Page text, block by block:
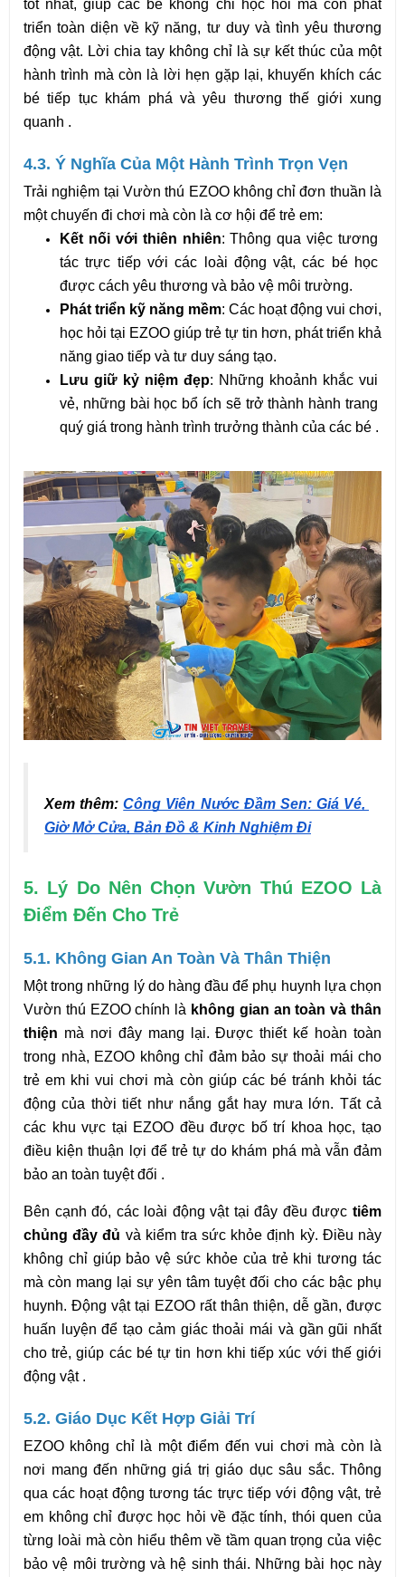
tốt nhất, giúp các bé không chỉ học hỏi mà còn phát
triển toàn diện về kỹ năng, tư duy và tình yêu thương
động vật. Lời chia tay không chỉ là sự kết thúc của một
hành trình mà còn là lời hẹn gặp lại, khuyến khích các
bé tiếp tục khám phá và yêu thương thế giới xung
quanh .
4.3. Ý Nghĩa Của Một Hành Trình Trọn Vẹn
Trải nghiệm tại Vườn thú EZOO không chỉ đơn thuần là
một chuyến đi chơi mà còn là cơ hội để trẻ em:
Kết nối với thiên nhiên: Thông qua việc tương
tác trực tiếp với các loài động vật, các bé học
được cách yêu thương và bảo vệ môi trường.
Phát triển kỹ năng mềm: Các hoạt động vui chơi,
học hỏi tại EZOO giúp trẻ tự tin hơn, phát triển khả
năng giao tiếp và tư duy sáng tạo.
Lưu giữ kỷ niệm đẹp: Những khoảnh khắc vui
vẻ, những bài học bổ ích sẽ trở thành hành trang
quý giá trong hành trình trưởng thành của các bé .
Xem thêm: Công Viên Nước Đầm Sen: Giá Vé,
Giờ Mở Cửa, Bản Đồ & Kinh Nghiệm Đi
5. Lý Do Nên Chọn Vườn Thú EZOO Là
Điểm Đến Cho Trẻ
5.1. Không Gian An Toàn Và Thân Thiện
Một trong những lý do hàng đầu để phụ huynh lựa chọn
Vườn thú EZOO chính là không gian an toàn và thân
thiện mà nơi đây mang lại. Được thiết kế hoàn toàn
trong nhà, EZOO không chỉ đảm bảo sự thoải mái cho
trẻ em khi vui chơi mà còn giúp các bé tránh khỏi tác
động của thời tiết như nắng gắt hay mưa lớn. Tất cả
các khu vực tại EZOO đều được bố trí khoa học, tạo
điều kiện thuận lợi để trẻ tự do khám phá mà vẫn đảm
bảo an toàn tuyệt đối .
Bên cạnh đó, các loài động vật tại đây đều được tiêm
chủng đầy đủ và kiểm tra sức khỏe định kỳ. Điều này
không chỉ giúp bảo vệ sức khỏe của trẻ khi tương tác
mà còn mang lại sự yên tâm tuyệt đối cho các bậc phụ
huynh. Động vật tại EZOO rất thân thiện, dễ gần, được
huấn luyện để tạo cảm giác thoải mái và gần gũi nhất
cho trẻ, giúp các bé tự tin hơn khi tiếp xúc với thế giới
động vật .
5.2. Giáo Dục Kết Hợp Giải Trí
EZOO không chỉ là một điểm đến vui chơi mà còn là
nơi mang đến những giá trị giáo dục sâu sắc. Thông
qua các hoạt động tương tác trực tiếp với động vật, trẻ
em không chỉ được học hỏi về đặc tính, thói quen của
từng loài mà còn hiểu thêm về tầm quan trọng của việc
bảo vệ môi trường và hệ sinh thái. Những bài học này